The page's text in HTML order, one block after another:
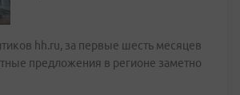
hh.ru, за первые шесть месяцев
предложения в регионе заметно